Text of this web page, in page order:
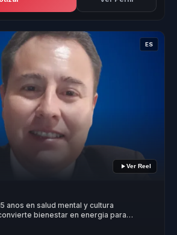
ES
Ver Reel
anos en salud mental y cultura
bienestar en energia para